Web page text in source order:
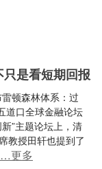
是看短期回报
顿森林体系：过
道口全球金融论坛
”主题论坛上，清
教授田轩也提到了
更多